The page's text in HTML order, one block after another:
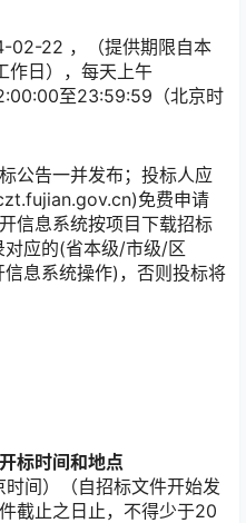
22 ，（提供期限自本
作日），每天上午
至23:59:59（北京时
公告一并发布；投标人应
免费申请
信息系统按项目下载招标
应的(省本级/市级/区
息系统操作)，否则投标将
标时间和地点
间）（自招标文件开始发
截止之日止，不得少于20